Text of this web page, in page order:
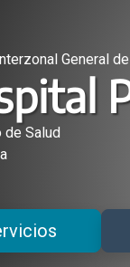
General
Salud